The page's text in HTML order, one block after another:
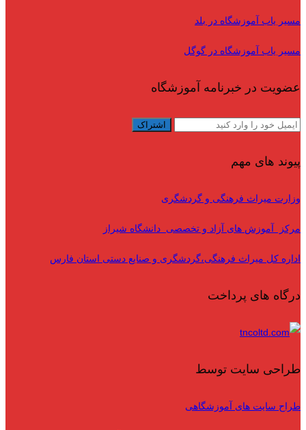
مسیر یاب آموزشگاه در بلد
مسیر یاب آموزشگاه در گوگل
عضویت در خبرنامه آموزشگاه
پیوند های مهم
وزارت میراث فرهنگی و گردشگری
مرکز آموزش های آزاد و تخصصی دانشگاه شیراز
اداره کل میراث فرهنگی،گردشگری و صنایع دستی استان فارس
درگاه های پرداخت
طراحی سایت توسط
طراح سایت های آموزشگاهی